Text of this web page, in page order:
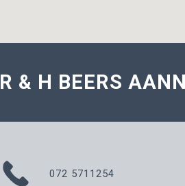
R & H BEERS
072 5711254